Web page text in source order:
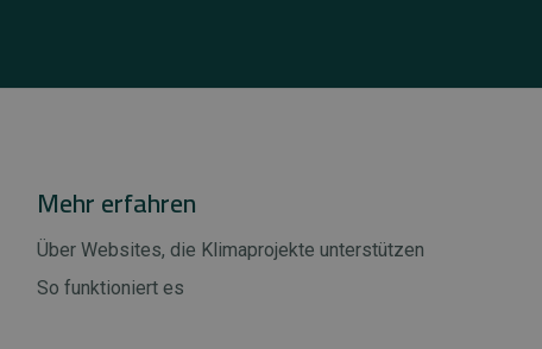
Mehr erfahren
Über Websites, die Klimaprojekte unterstützen
So funktioniert es